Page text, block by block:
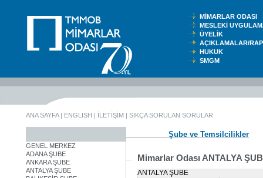
MİMARLAR ODASI
MESLEKİ
ÜYELİK
AÇIKLAMALAR/
HUKUK
SMGM
ANA SAYFA| ENGLISH | İLETİŞİM | SIKÇA SORULAN SORULAR
GENEL MERKEZ
ADANA ŞUBE
ANKARA ŞUBE
ANTALYA ŞUBE
Şube ve Temsilcilikler
Mimarlar Odası ANTALYA
ANTALYA ŞUBE